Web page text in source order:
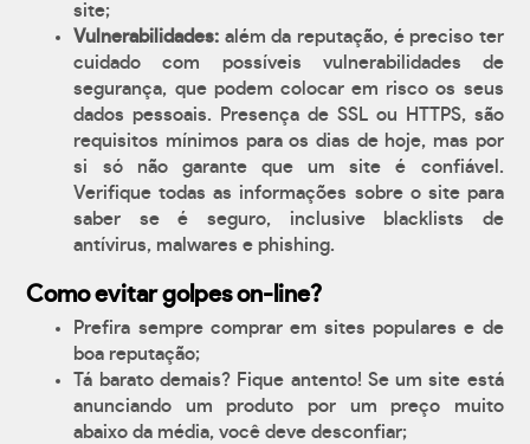
site;
Vulnerabilidades: além da reputação, é preciso ter
cuidado com possíveis vulnerabilidades de
segurança, que podem colocar em risco os seus
dados pessoais. Presença de SSL ou HTTPS, são
requisitos mínimos para os dias de hoje, mas por
si só não garante que um site é confiável.
Verifique todas as informações sobre o site para
saber se é seguro, inclusive blacklists de
antívirus, malwares e phishing.
Como evitar golpes on-line?
Prefira sempre comprar em sites populares e de
boa reputação;
Tá barato demais? Fique antento! Se um site está
anunciando um produto por um preço muito
abaixo da média, você deve desconfiar;